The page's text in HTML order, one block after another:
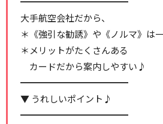
大手航空会社だから、
＊《強引な勧誘》や《ノルマ》は
＊メリットがたくさんある
カードだから案内しやすい♪
━━━━━━━━━━━━
▼ うれしいポイント♪
━━━━━━━━━━━━